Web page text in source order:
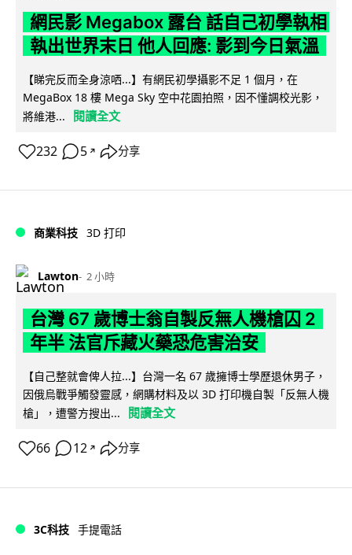
網民影 Megabox 露台 話自己初學執相
執出世界末日 他人回應: 影到今日氣溫
【睇完反而全身涼哂...】有網民初學攝影不足 1 個月，在
MegaBox 18 樓 Mega Sky 空中花園拍照，因不懂調校光影，
將維港...
閱讀全文
232 5 ↗ 分享
商業科技 3D 打印
Lawton 2 小時
台灣 67 歲博士翁自製反無人機槍囚 2
年半 法官斥藏火藥恐危害治安
【自己整就會俾人拉...】台灣一名 67 歲擁博士學歷退休男子，
因俄烏戰爭觸發靈感，網購材料及以 3D 打印機自製「反無人機
槍」，遭警方搜出...
閱讀全文
66 12 ↗ 分享
3C科技 手提電話